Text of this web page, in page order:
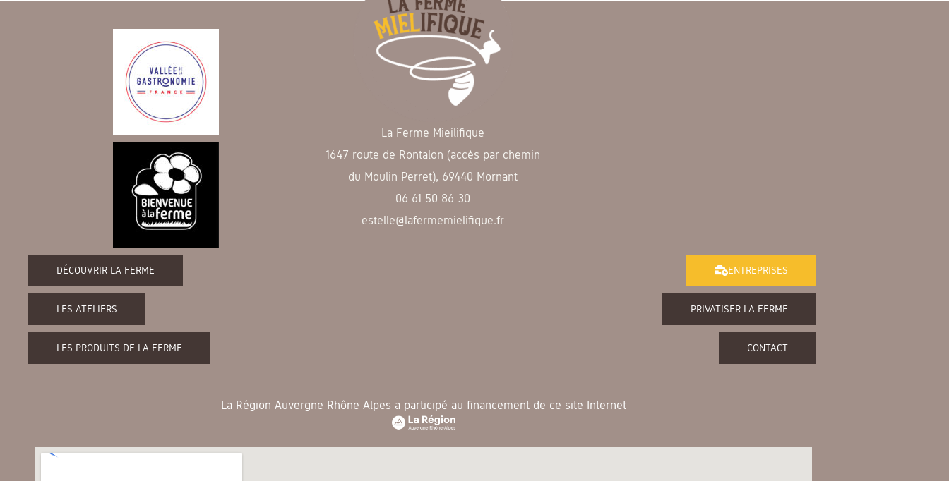
DÉCOUVRIR LA FERME
LES ATELIERS
LES PRODUITS DE LA FERME
La Ferme Mieilifique
1647 route de Rontalon (accès par chemin
du Moulin Perret), 69440 Mornant
06 61 50 86 30
estelle@lafermemielifique.fr
ENTREPRISES
PRIVATISER LA FERME
CONTACT
La Région Auvergne Rhône Alpes a participé au financement de ce site Internet